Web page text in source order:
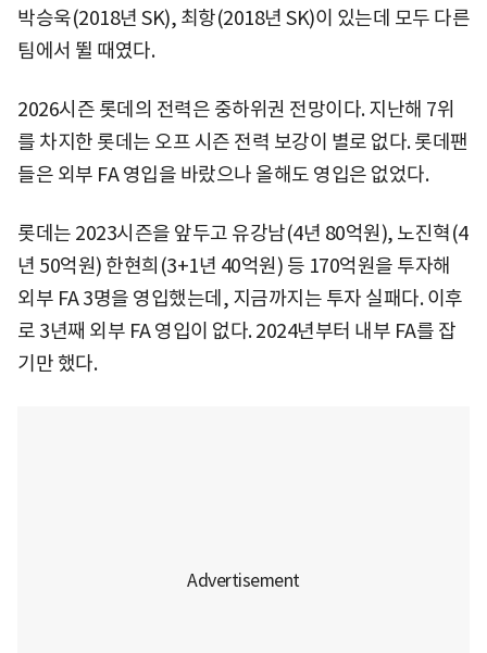
박승욱(2018년 SK), 최항(2018년 SK)이 있는데 모두 다른
팀에서 뛸 때였다.
2026시즌 롯데의 전력은 중하위권 전망이다. 지난해 7위
를 차지한 롯데는 오프 시즌 전력 보강이 별로 없다. 롯데팬
들은 외부 FA 영입을 바랐으나 올해도 영입은 없었다.
롯데는 2023시즌을 앞두고 유강남(4년 80억원), 노진혁(4
년 50억원) 한현희(3+1년 40억원) 등 170억원을 투자해
외부 FA 3명을 영입했는데, 지금까지는 투자 실패다. 이후
로 3년째 외부 FA 영입이 없다. 2024년부터 내부 FA를 잡
기만 했다.